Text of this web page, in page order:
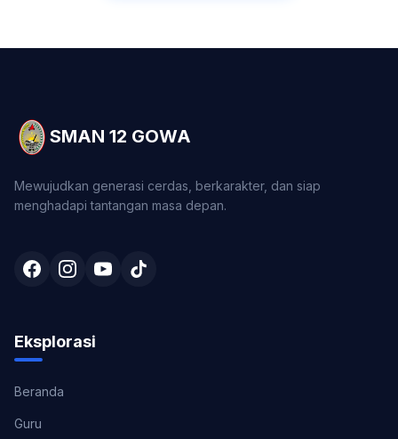
SMAN 12 GOWA
Mewujudkan generasi cerdas, berkarakter, dan siap
menghadapi tantangan masa depan.
Eksplorasi
Beranda
Guru